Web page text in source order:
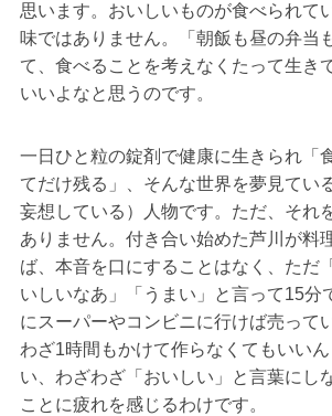
思います。おいしいものが食べられて
味ではありません。「朝飯も昼の弁当
て、食べることを考えなくたって生き
いいよなと思うのです。
一日ひと粒の錠剤で健康に生きられ「
てだけ残る」、そんな世界を夢見てい
妄想している）人物です。ただ、それ
ありません。付き合い始めた芦川が料
ば、本音を口にすることはなく、ただ
いしいなあ」「うまい」と言って15分
にスーパーやコンビニに行けば売って
わざ1時間もかけて作らなくてもいい
い、わざわざ「おいしい」と言葉にし
ことに疲れを感じるわけです。